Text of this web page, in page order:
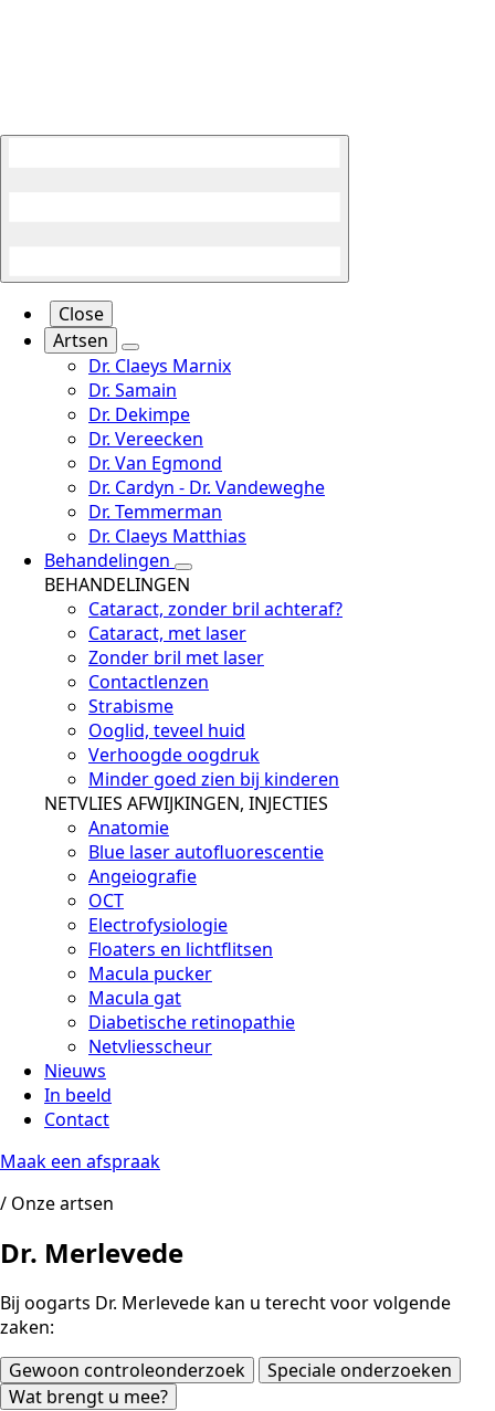
Close
Artsen
Dr. Claeys Marnix
Dr. Samain
Dr. Dekimpe
Dr. Vereecken
Dr. Van Egmond
Dr. Cardyn - Dr. Vandeweghe
Dr. Temmerman
Dr. Claeys Matthias
Behandelingen
BEHANDELINGEN
Cataract, zonder bril achteraf?
Cataract, met laser
Zonder bril met laser
Contactlenzen
Strabisme
Ooglid, teveel huid
Verhoogde oogdruk
Minder goed zien bij kinderen
NETVLIES AFWIJKINGEN, INJECTIES
Anatomie
Blue laser autofluorescentie
Angeiografie
OCT
Electrofysiologie
Floaters en lichtflitsen
Macula pucker
Macula gat
Diabetische retinopathie
Netvliesscheur
Nieuws
In beeld
Contact
Maak een afspraak
/ Onze artsen
Dr. Merlevede
Bij oogarts Dr. Merlevede kan u terecht voor volgende
zaken:
Gewoon controleonderzoek
Speciale onderzoeken
Wat brengt u mee?